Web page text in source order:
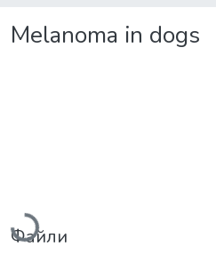
Melanoma in dogs
Вантажиться...
Файли